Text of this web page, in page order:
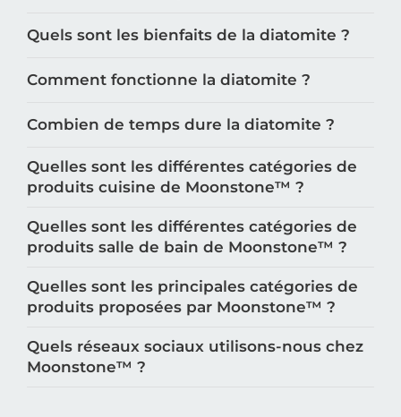
Quels sont les bienfaits de la diatomite ?
Comment fonctionne la diatomite ?
Combien de temps dure la diatomite ?
Quelles sont les différentes catégories de
produits cuisine de Moonstone™️ ?
Quelles sont les différentes catégories de
produits salle de bain de Moonstone™️ ?
Quelles sont les principales catégories de
produits proposées par Moonstone™️ ?
Quels réseaux sociaux utilisons-nous chez
Moonstone™️ ?